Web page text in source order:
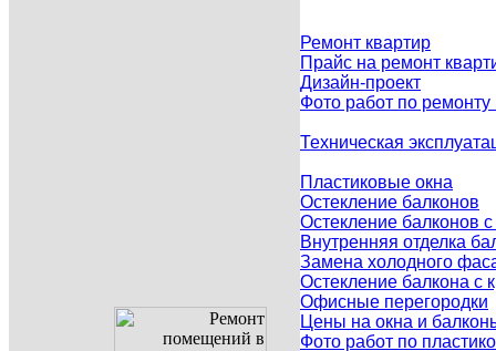
Ремонт квартир
Прайс на ремонт
Дизайн-проект
Фото работ по ремонту
Техническая
Пластиковые окна
Остекление балконов
Остекление балконов
Внутренняя отделка
Замена холодного
Остекление балкона с
Офисные перегородки
Цены на окна и
Фото работ по